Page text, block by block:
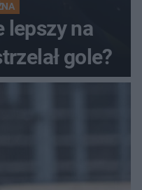
lepszy na
gole?